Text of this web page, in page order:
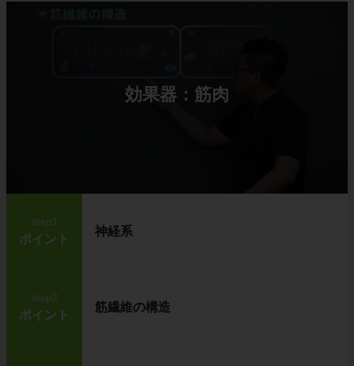
効果器：筋肉
step1
ポイント
神経系
step2
ポイント
筋繊維の構造